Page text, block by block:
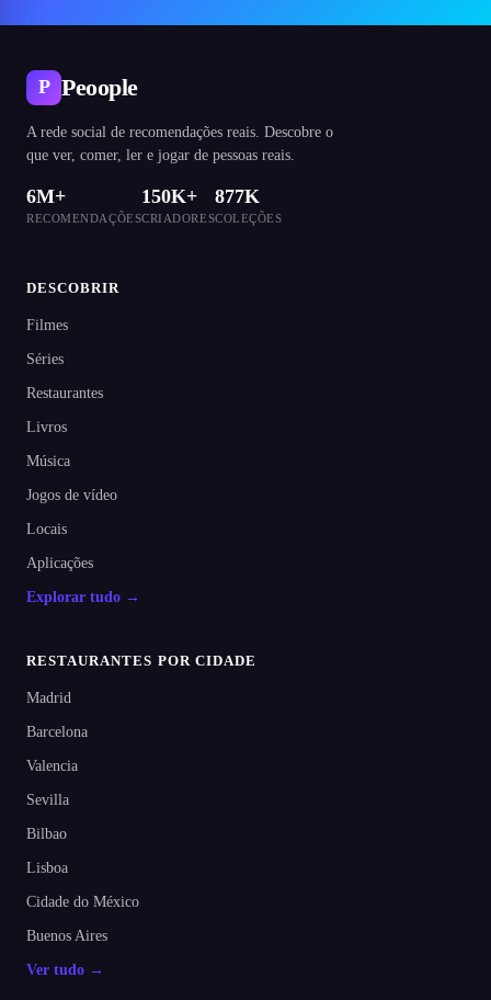
P Peoople
A rede social de recomendações reais. Descobre o
que ver, comer, ler e jogar de pessoas reais.
6M+
RECOMENDAÇÕES
150K+
CRIADORES
877K
COLEÇÕES
DESCOBRIR
Filmes
Séries
Restaurantes
Livros
Música
Jogos de vídeo
Locais
Aplicações
Explorar tudo →
RESTAURANTES POR CIDADE
Madrid
Barcelona
Valencia
Sevilla
Bilbao
Lisboa
Cidade do México
Buenos Aires
Ver tudo →